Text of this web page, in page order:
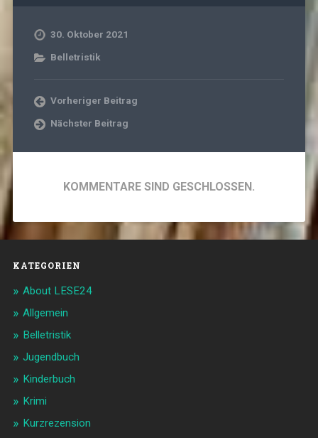
30. Oktober 2021
Belletristik
Vorheriger Beitrag
Nächster Beitrag
KOMMENTARE SIND GESCHLOSSEN.
KATEGORIEN
About LESE24
Allgemein
Belletristik
Jugendbuch
Kinderbuch
Krimi
Kurzrezension